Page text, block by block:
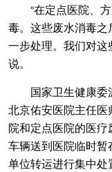
“在定点医院、方
毒。这些废水消毒
一步处理。我们对这
说。
国家卫生健康委
北京佑安医院主任
院和定点医院的医
车辆送到医院临时
单位转运进行集中处